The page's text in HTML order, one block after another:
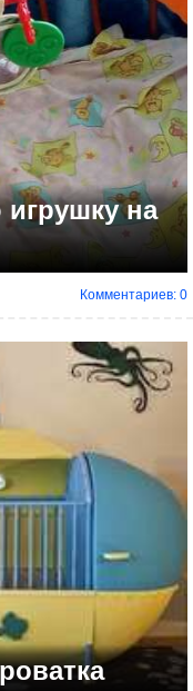
на
Комментариев: 0